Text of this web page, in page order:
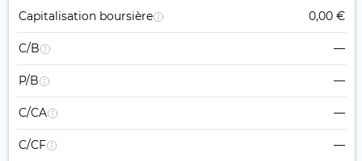
Capitalisation boursière 0,00 €
C/B —
P/B —
C/CA —
C/CF —